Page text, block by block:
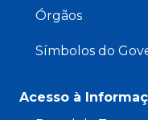
Órgãos
Símbolos do
Acesso à